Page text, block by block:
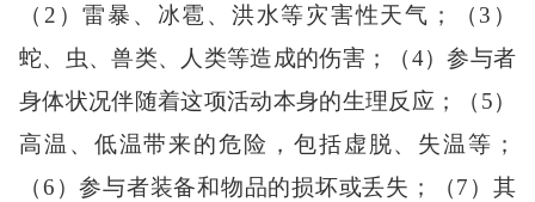
（ 2 ）雷暴、冰雹、洪水等灾害性天气；（ 3 ）
蛇、虫、兽类、人类等造成的伤害；（4）参与者
身体状况伴随着这项活动本身的生理反应；（ 5）
高温、低温带来的危险，包括虚脱、失温等；
（6 ）参与者装备和物品的损坏或丢失；（7 ）其